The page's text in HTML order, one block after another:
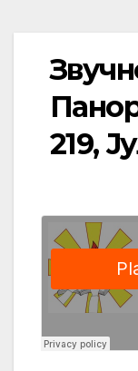
219,